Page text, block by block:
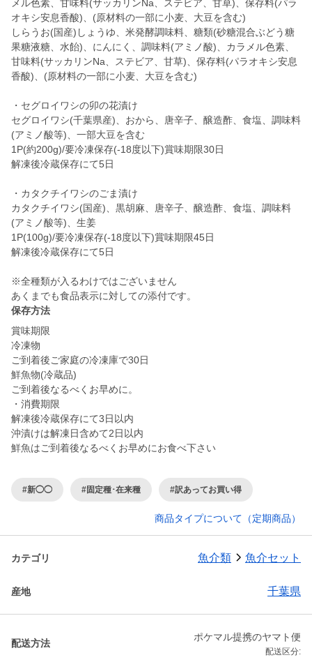
メル色素、甘味料(サッカリンNa、ステビア、甘草)、保存料(パラ
オキシ安息香酸)、(原材料の一部に小麦、大豆を含む)
しらうお(国産)しょうゆ、米発酵調味料、糖類(砂糖混合ぶどう糖
果糖液糖、水飴)、にんにく、調味料(アミノ酸)、カラメル色素、
甘味料(サッカリンNa、ステビア、甘草)、保存料(パラオキシ安息
香酸)、(原材料の一部に小麦、大豆を含む)
・セグロイワシの卯の花漬け
セグロイワシ(千葉県産)、おから、唐辛子、醸造酢、食塩、調味料
(アミノ酸等)、一部大豆を含む
1P(約200g)/要冷凍保存(-18度以下)賞味期限30日
解凍後冷蔵保存にて5日
・カタクチイワシのごま漬け
カタクチイワシ(国産)、黒胡麻、唐辛子、醸造酢、食塩、調味料
(アミノ酸等)、生姜
1P(100g)/要冷凍保存(-18度以下)賞味期限45日
解凍後冷蔵保存にて5日
※全種類が入るわけではございません
あくまでも食品表示に対しての添付です。
保存方法
賞味期限
冷凍物
ご到着後ご家庭の冷凍庫で30日
鮮魚物(冷蔵品)
ご到着後なるべくお早めに。
・消費期限
解凍後冷蔵保存にて3日以内
沖漬けは解凍日含めて2日以内
鮮魚はご到着後なるべくお早めにお食べ下さい
#新◯◯ #固定種･在来種 #訳あってお買い得
商品タイプについて（定期商品）
カテゴリ 魚介類 魚介セット
産地 千葉県
配送方法
ポケマル提携のヤマト便
配送区分: